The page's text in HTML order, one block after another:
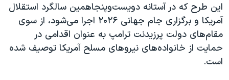
اسرائیل در جنگ
نرگس محمدی برنده جایزه نوبل صلح
همایش محافظه‌کاران آمریکا «سی‌پک»
صفحه‌های ویژه
این طرح که در آستانه دویست‌وپنجاهمین سالگرد استقلال
آمریکا و برگزاری جام جهانی ۲۰۲۶ اجرا می‌شود، از سوی
مقام‌های دولت پرزیدنت ترامپ به عنوان اقدامی در
حمایت از خانواده‌های نیروهای مسلح آمریکا توصیف شده
است.